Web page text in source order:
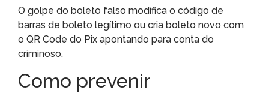
O golpe do boleto falso modifica o código de
barras de boleto legítimo ou cria boleto novo com
o QR Code do Pix apontando para conta do
criminoso.
Como prevenir